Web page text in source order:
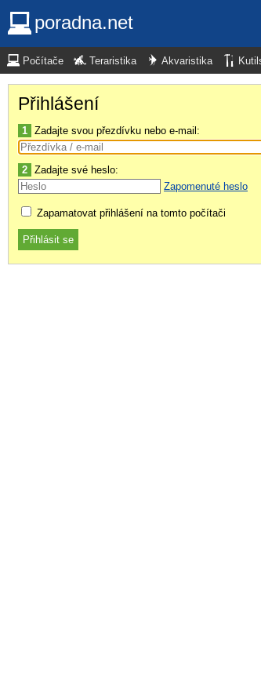
poradna.net
Počítače Teraristika Akvaristika
Přihlášení
1 Zadajte svou přezdívku nebo e-mail:
2 Zadajte své heslo:
Zapomenuté heslo
Zapamatovat přihlášení na tomto počítači